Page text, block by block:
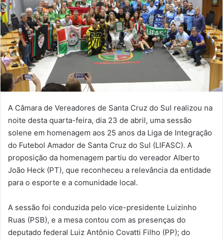
A Câmara de Vereadores de Santa Cruz do Sul realizou na
noite desta quarta-feira, dia 23 de abril, uma sessão
solene em homenagem aos 25 anos da Liga de Integração
do Futebol Amador de Santa Cruz do Sul (LIFASC). A
proposição da homenagem partiu do vereador Alberto
João Heck (PT), que reconheceu a relevância da entidade
para o esporte e a comunidade local.
A sessão foi conduzida pelo vice-presidente Luizinho
Ruas (PSB), e a mesa contou com as presenças do
deputado federal Luiz Antônio Covatti Filho (PP); do